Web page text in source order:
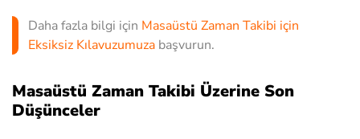
Daha fazla bilgi için Masaüstü Zaman Takibi için
Eksiksiz Kılavuzumuza başvurun.
Masaüstü Zaman Takibi Üzerine Son
Düşünceler